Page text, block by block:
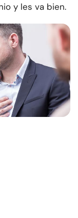
y les va bien.